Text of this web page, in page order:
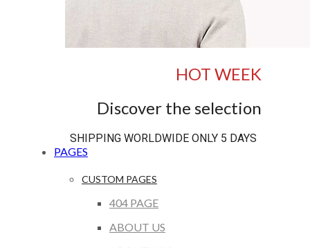
HOT WEEK
Discover the selection
SHIPPING WORLDWIDE ONLY 5 DAYS
PAGES
CUSTOM PAGES
404 PAGE
ABOUT US